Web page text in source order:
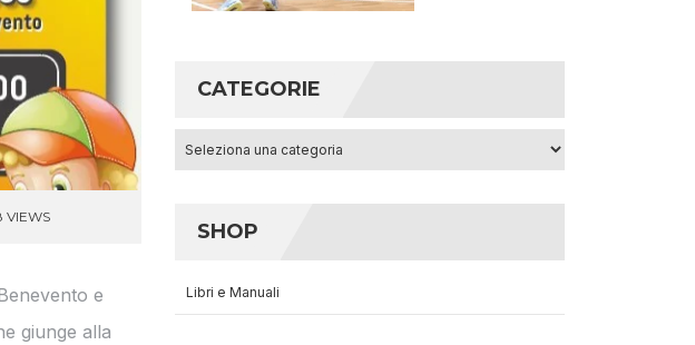
VIEWS
e
giunge alla
CATEGORIE
SHOP
Libri e Manuali